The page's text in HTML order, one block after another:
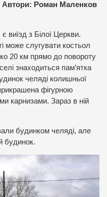
Автори: Роман Маленков
виїзд з Білої Церкви.
може слугувати костьол
20 км прямо до повороту
знаходиться пам’ятка
челяді колишньої
фігурною
карнизами. Зараз в ній
будинком челяді, але
будинок.